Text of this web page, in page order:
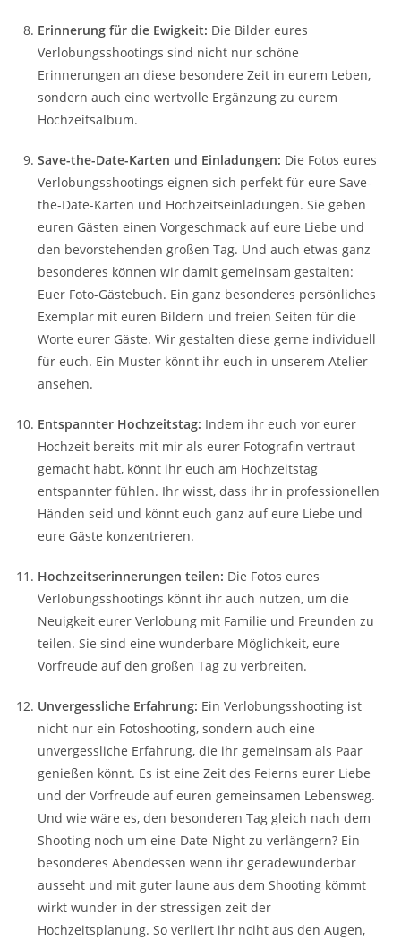
Erinnerung für die Ewigkeit: Die Bilder eures
Verlobungsshootings sind nicht nur schöne
Erinnerungen an diese besondere Zeit in eurem Leben,
sondern auch eine wertvolle Ergänzung zu eurem
Hochzeitsalbum.
Save-the-Date-Karten und Einladungen: Die Fotos eures
Verlobungsshootings eignen sich perfekt für eure Save-
the-Date-Karten und Hochzeitseinladungen. Sie geben
euren Gästen einen Vorgeschmack auf eure Liebe und
den bevorstehenden großen Tag. Und auch etwas ganz
besonderes können wir damit gemeinsam gestalten:
Euer Foto-Gästebuch. Ein ganz besonderes persönliches
Exemplar mit euren Bildern und freien Seiten für die
Worte eurer Gäste. Wir gestalten diese gerne individuell
für euch. Ein Muster könnt ihr euch in unserem Atelier
ansehen.
Entspannter Hochzeitstag: Indem ihr euch vor eurer
Hochzeit bereits mit mir als eurer Fotografin vertraut
gemacht habt, könnt ihr euch am Hochzeitstag
entspannter fühlen. Ihr wisst, dass ihr in professionellen
Händen seid und könnt euch ganz auf eure Liebe und
eure Gäste konzentrieren.
Hochzeitserinnerungen teilen: Die Fotos eures
Verlobungsshootings könnt ihr auch nutzen, um die
Neuigkeit eurer Verlobung mit Familie und Freunden zu
teilen. Sie sind eine wunderbare Möglichkeit, eure
Vorfreude auf den großen Tag zu verbreiten.
Unvergessliche Erfahrung: Ein Verlobungsshooting ist
nicht nur ein Fotoshooting, sondern auch eine
unvergessliche Erfahrung, die ihr gemeinsam als Paar
genießen könnt. Es ist eine Zeit des Feierns eurer Liebe
und der Vorfreude auf euren gemeinsamen Lebensweg.
Und wie wäre es, den besonderen Tag gleich nach dem
Shooting noch um eine Date-Night zu verlängern? Ein
besonderes Abendessen wenn ihr geradewunderbar
ausseht und mit guter laune aus dem Shooting kömmt
wirkt wunder in der stressigen zeit der
Hochzeitsplanung. So verliert ihr nciht aus den Augen,